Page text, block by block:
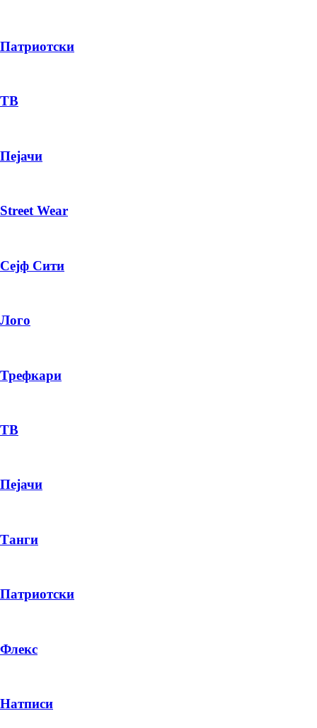
PRODUCT
ПЛАТИ ПРИ ДОСТАВА ВО КЕШ
Патриотски
ТВ
Пејачи
Street Wear
Сејф Сити
Лого
Трефкари
ТВ
Пејачи
Танги
Патриотски
Флекс
Натписи